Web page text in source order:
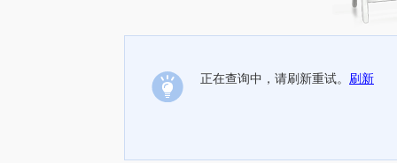
正在查询中，请刷新重试。 刷新